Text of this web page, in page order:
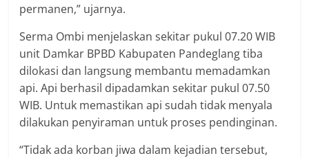
permanen,” ujarnya.
Serma Ombi menjelaskan sekitar pukul 07.20 WIB
unit Damkar BPBD Kabupaten Pandeglang tiba
dilokasi dan langsung membantu memadamkan
api. Api berhasil dipadamkan sekitar pukul 07.50
WIB. Untuk memastikan api sudah tidak menyala
dilakukan penyiraman untuk proses pendinginan.
“Tidak ada korban jiwa dalam kejadian tersebut,